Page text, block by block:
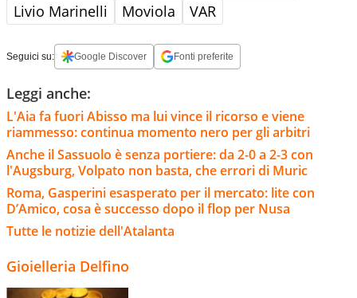
Livio Marinelli
Moviola VAR
Seguici su: Google Discover Fonti preferite
Leggi anche:
L'Aia fa fuori Abisso ma lui vince il ricorso e viene
riammesso: continua momento nero per gli arbitri
Anche il Sassuolo è senza portiere: da 2-0 a 2-3 con
l'Augsburg, Volpato non basta, che errori di Muric
Roma, Gasperini esasperato per il mercato: lite con
D’Amico, cosa è successo dopo il flop per Nusa
Tutte le notizie dell'Atalanta
Gioielleria Delfino